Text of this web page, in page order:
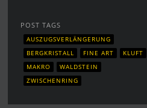
POST TAGS
AUSZUGSVERLÄNGERUNG
BERGKRISTALL
FINE ART
KLUFT
MAKRO
WALDSTEIN
ZWISCHENRING